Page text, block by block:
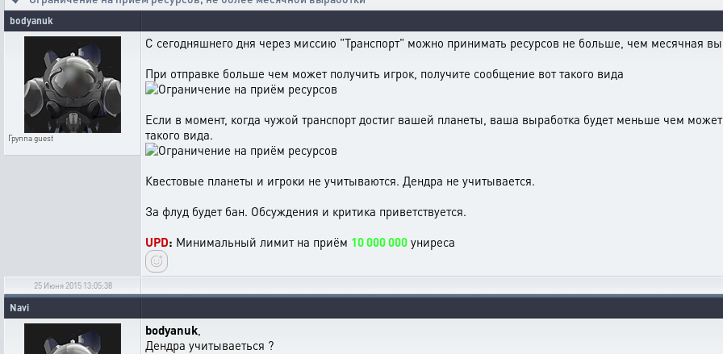
bodyanuk
Группаguest
С сегодняшнего дня через миссию "Транспорт" можно принимать ресурсов не больше, чем месячная
При отправке больше чем может получить игрок, получите сообщение вот такого вида
Если в момент, когда чужой транспорт достиг вашей планеты, ваша выработка будет меньше чем
такого вида.
Квестовые планеты и игроки не учитываются. Дендра не учитывается.
За флуд будет бан. Обсуждения и критика приветствуется.
UPD: Минимальный лимит на приём 10 000 000 униреса
25 Июня 2015 13:05:38
Navi
bodyanuk,
Дендра учитываеться ?